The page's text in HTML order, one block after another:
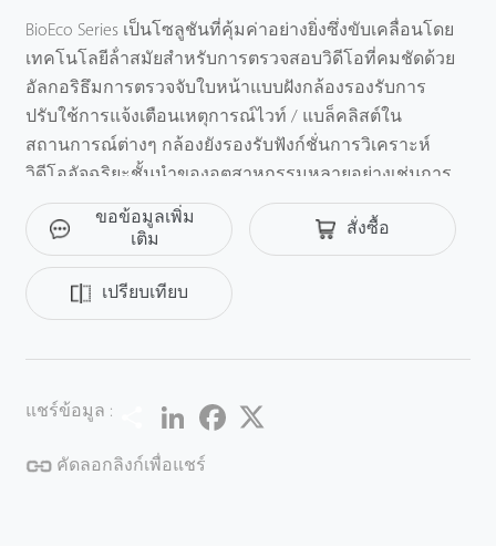
BioEco Series เป็นโซลูชันที่คุ้มค่าอย่างยิ่งซึ่งขับเคลื่อนโดย
เทคโนโลยีล้ําสมัยสําหรับการตรวจสอบวิดีโอที่คมชัดด้วย
อัลกอริธึมการตรวจจับใบหน้าแบบฝังกล้องรองรับการ
ปรับใช้การแจ้งเตือนเหตุการณ์ไวท์ / แบล็คลิสต์ใน
สถานการณ์ต่างๆ กล้องยังรองรับฟังก์ชั่นการวิเคราะห์
วิดีโออัจฉริยะชั้นนําของอุตสาหกรรมหลายอย่างเช่นการ
ตรวจจับใบหน้าการข้ามเส้นการบุกรุกวัตถุซ้าย / สูญหาย
การนับสําหรับการเตือนเหตุการณ์อัจฉริยะ ฟังก์ชั่นคลา
วด์ P2P ในตัวสําหรับทุกอุปกรณ์ช่วยให้การดูและตรวจ
สอบแบบเรียลไทม์ระยะไกลสะดวกและยืดหยุ่นยิ่งขึ้น
ขอข้อมูลเพิ่ม
เติม
สั่งซื้อ
เปรียบเทียบ
แชร์ข้อมูล : Share LinkedInFacebook
คัดลอกลิงก์เพื่อแชร์